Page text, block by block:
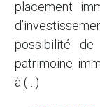
placement
possibilité
patrimoine
à (…)